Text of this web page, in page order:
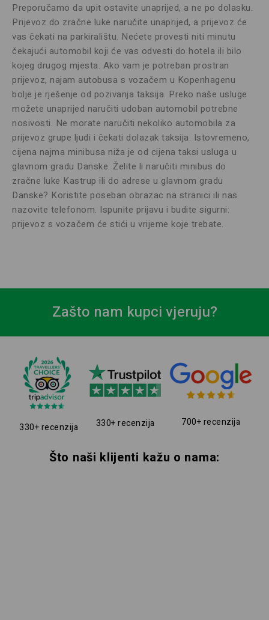
Preporučamo da upit ostavite unaprijed, a ne po dolasku.
Prijevoz do zračne luke naručite unaprijed, a prijevoz će
vas čekati na parkiralištu. Nećete provesti niti minutu
čekajući automobil koji će vas odvesti do hotela ili bilo
kojeg drugog mjesta. Ako vam je potreban prostran
prijevoz, najam autobusa s vozačem u Kopenhagenu
bolje je rješenje od pozivanja taksija. Preko naše usluge
možete unaprijed naručiti udoban automobil potrebne
nosivosti. Ne morate naručiti nekoliko automobila za
prijevoz grupe ljudi i čekati dolazak taksija. Istovremeno,
cijena najma minibusa niža je od cijena taksi usluga u
glavnom gradu Danske. Želite li naručiti minibus do
zračne luke Kastrup ili do adrese u glavnom gradu
Danske? Koristite poseban obrazac na stranici ili nas
nazovite telefonom. Ispunite prijavu i budite sigurni:
prijevoz s vozačem će stići u vrijeme koje trebate.
Zašto nam kupci vjeruju?
330+ recenzija 330+ recenzija 700+ recenzija
Što naši klijenti kažu o nama: